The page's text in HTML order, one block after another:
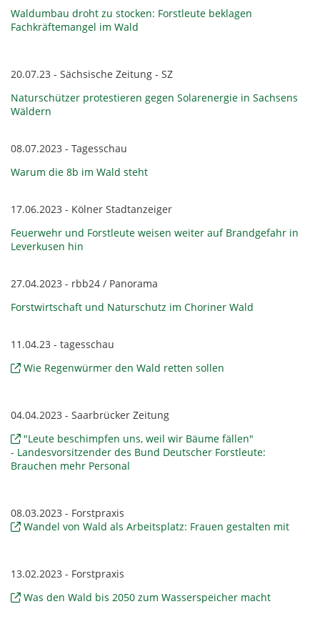
Waldumbau droht zu stocken: Forstleute beklagen
Fachkräftemangel im Wald
20.07.23 - Sächsische Zeitung - SZ
Naturschützer protestieren gegen Solarenergie in Sachsens
Wäldern
08.07.2023 - Tagesschau
Warum die 8b im Wald steht
17.06.2023 - Kölner Stadtanzeiger
Feuerwehr und Forstleute weisen weiter auf Brandgefahr in
Leverkusen hin
27.04.2023 - rbb24 / Panorama
Forstwirtschaft und Naturschutz im Choriner Wald
11.04.23 - tagesschau
Wie Regenwürmer den Wald retten sollen
04.04.2023 - Saarbrücker Zeitung
"Leute beschimpfen uns, weil wir Bäume fällen"
- Landesvorsitzender des Bund Deutscher Forstleute:
Brauchen mehr Personal
08.03.2023 - Forstpraxis
Wandel von Wald als Arbeitsplatz: Frauen gestalten mit
13.02.2023 - Forstpraxis
Was den Wald bis 2050 zum Wasserspeicher macht